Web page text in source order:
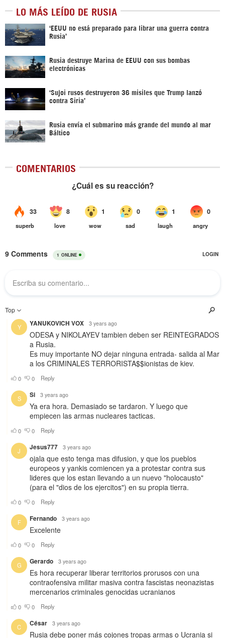
LO MÁS LEÍDO DE RUSIA
‘EEUU no está preparado para librar una guerra contra
Rusia’
Rusia destruye Marina de EEUU con sus bombas
electrónicas
‘Sujoi rusos destruyeron 36 misiles que Trump lanzó
contra Siria’
Rusia envía el submarino más grande del mundo al mar
Báltico
COMENTARIOS